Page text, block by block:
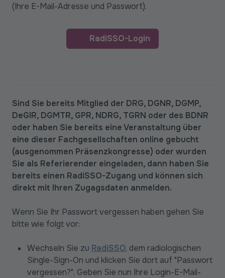
(Ihre E-Mail-Adresse und Passwort).
RadiSSO-Login
Sind Sie bereits Mitglied der DRG, DGNR, DGMP,
DeGIR, DGMTR, GPR, NDRG, TGRN oder des BDNR
oder haben Sie bereits eine Veranstaltung über
eine dieser Fachgesellschaften online gebucht
(ausgenommen Präsenzkongresse) oder wurden
Sie als Referierender eingeladen, dann haben Sie
bereits einen RadiSSO-Zugang und können sich
direkt mit Ihren Zugagsdaten anmelden.
Wenn Sie Ihr Passwort vergessen haben gehen Sie
bitte wie folgt vor:
Wechseln Sie zu RadiSSO, dem radiologischen
Single-Sign-On und klicken Sie dort auf "Passwort
vergessen?". Geben Sie nun Ihre Login-E-Mail-